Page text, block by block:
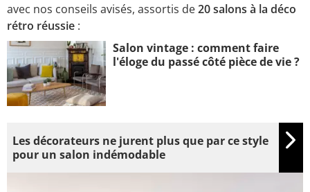
avec nos conseils avisés, assortis de20 salons à la déco
rétro réussie :
Salon vintage : comment faire
l'éloge du passé côté pièce de vie ?
Les décorateurs ne jurent plus que par ce style
pour un salon indémodable